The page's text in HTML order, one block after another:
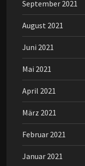
September 2021
August 2021
Juni 2021
Mai 2021
April 2021
März 2021
Februar 2021
Januar 2021